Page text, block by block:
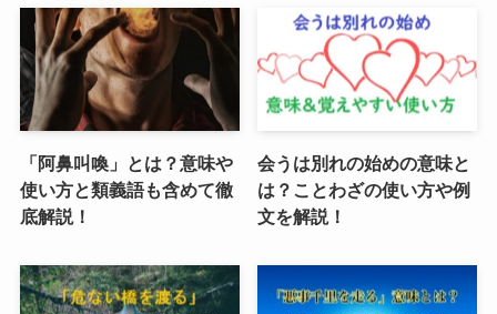
「阿鼻叫喚」とは？意味や
使い方と類義語も含めて徹
底解説！
会うは別れの始めの意味と
は？ことわざの使い方や例
文を解説！